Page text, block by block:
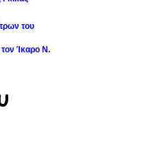
του
Ίκαρο Ν.